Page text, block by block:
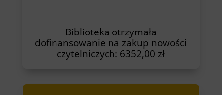
Biblioteka otrzymała
dofinansowanie na zakup nowości
czytelniczych: 6352,00 zł